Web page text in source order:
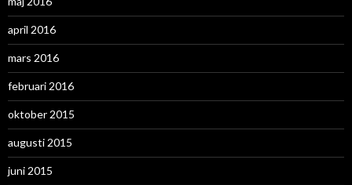
april 2016
mars 2016
februari 2016
oktober 2015
augusti 2015
juni 2015